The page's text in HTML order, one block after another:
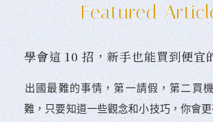
Featured
學會這 10 招，新手也能買到便宜
出國最難的事情，第一請假，第二買
難，只要知道一些觀念和小技巧，你會